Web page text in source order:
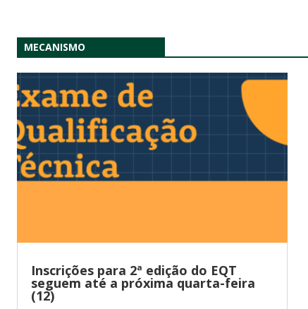
MECANISMO
Inscrições para 2ª edição do EQT
seguem até a próxima quarta-feira
(12)